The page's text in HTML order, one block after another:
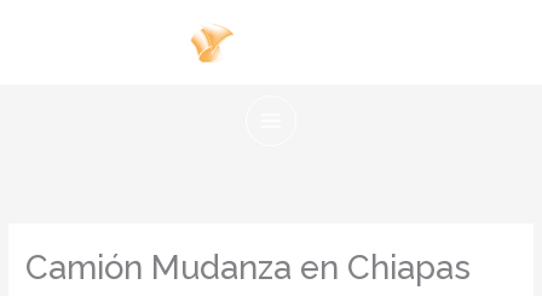
Camión Mudanza en Chiapas